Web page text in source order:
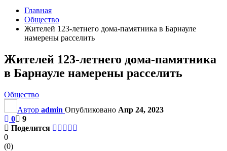
Главная
Общество
Жителей 123-летнего дома-памятника в Барнауле
намерены расселить
Жителей 123-летнего дома-памятника
в Барнауле намерены расселить
Общество
Автор admin Опубликовано Апр 24, 2023
0
9
Поделится
0
(0)